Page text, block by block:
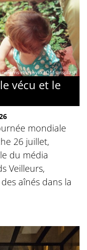
arns-rWFpxykk3QM-unsplash
vécu et le
mondiale
26 juillet,
du média
Veilleurs,
aînés dans la